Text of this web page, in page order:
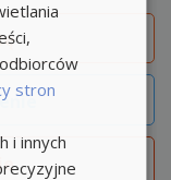
stron
i innych